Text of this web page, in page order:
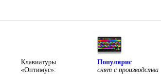
Клавиатуры
«Оптимус»:
Популярис
снят с производства